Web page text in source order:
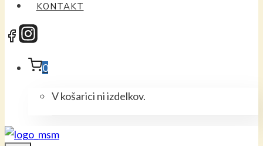
KONTAKT
0
V košarici ni izdelkov.